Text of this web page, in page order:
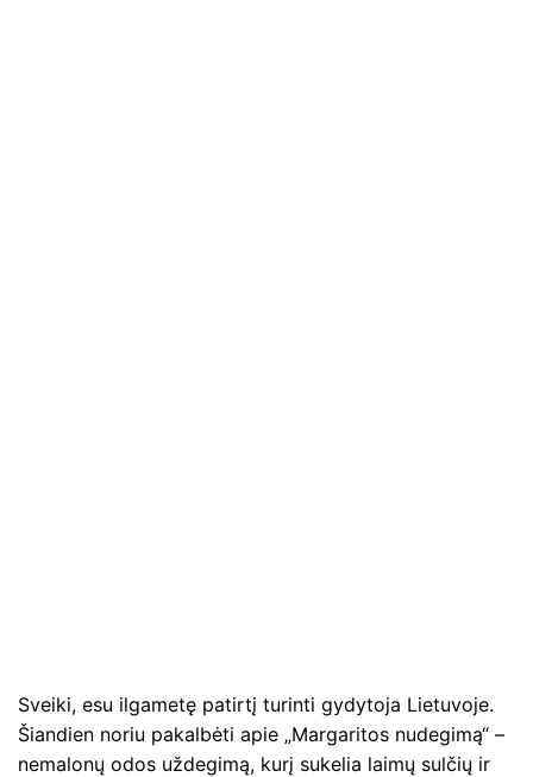
Sveiki, esu ilgametę patirtį turinti gydytoja Lietuvoje.
Šiandien noriu pakalbėti apie „Margaritos nudegimą“ –
nemalonų odos uždegimą, kurį sukelia laimų sulčių ir